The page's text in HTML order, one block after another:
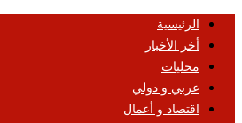
الرئيسية
أخر الأخبار
محليات
عربي و دولي
اقتصاد و أعمال